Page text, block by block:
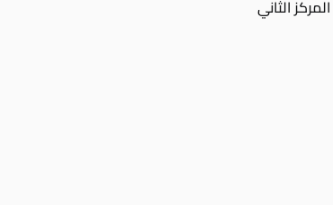
الثاني